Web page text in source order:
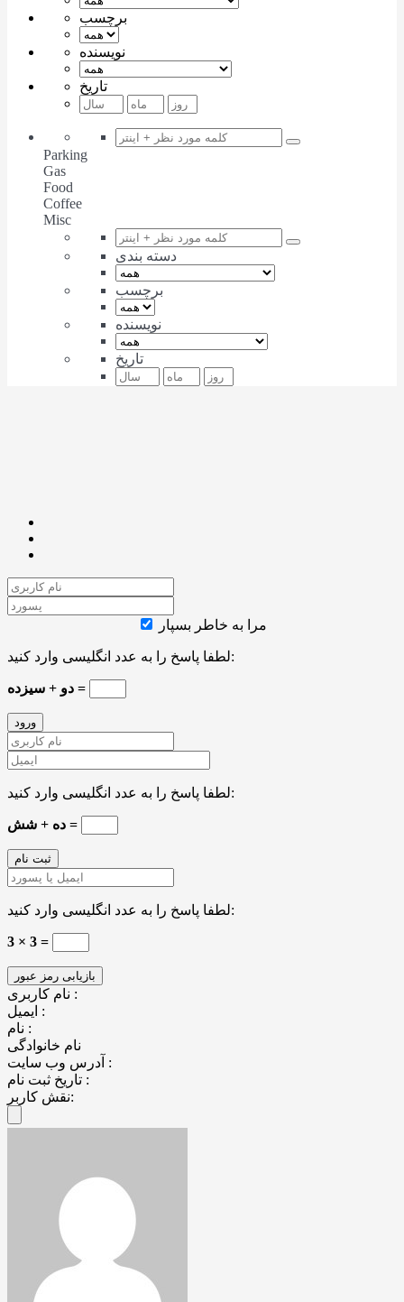
برچسب
نویسنده
تاریخ
Parking
Gas
Food
Coffee
Misc
دسته بندی
برچسب
نویسنده
تاریخ
مرا به خاطر بسپار
لطفا پاسخ را به عدد انگلیسی وارد کنید:
دو + سیزده =
لطفا پاسخ را به عدد انگلیسی وارد کنید:
ده + شش =
لطفا پاسخ را به عدد انگلیسی وارد کنید:
3 × 3 =
نام کاربری :
ایمیل :
نام :
نام خانوادگی
آدرس وب سایت :
تاریخ ثبت نام :
نقش کاربر: